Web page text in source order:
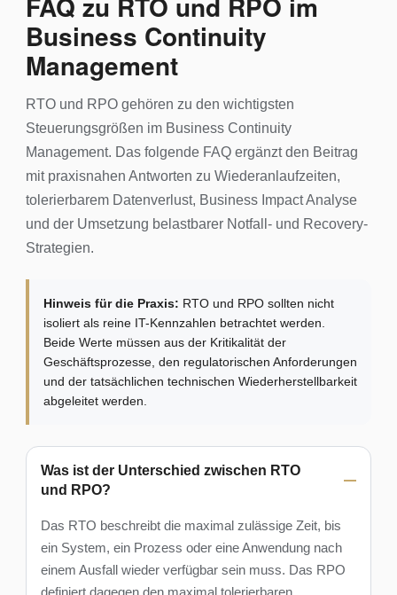
Business Continuity
Management
RTO und RPO gehören zu den wichtigsten
Steuerungsgrößen im Business Continuity
Management. Das folgende FAQ ergänzt den Beitrag
mit praxisnahen Antworten zu Wiederanlaufzeiten,
tolerierbarem Datenverlust, Business Impact Analyse
und der Umsetzung belastbarer Notfall- und Recovery-
Strategien.
Hinweis für die Praxis: RTO und RPO sollten nicht
isoliert als reine IT-Kennzahlen betrachtet werden.
Beide Werte müssen aus der Kritikalität der
Geschäftsprozesse, den regulatorischen Anforderungen
und der tatsächlichen technischen Wiederherstellbarkeit
abgeleitet werden.
Was ist der Unterschied zwischen RTO
und RPO?
Das RTO beschreibt die maximal zulässige Zeit, bis
ein System, ein Prozess oder eine Anwendung nach
einem Ausfall wieder verfügbar sein muss. Das RPO
definiert dagegen den maximal tolerierbaren